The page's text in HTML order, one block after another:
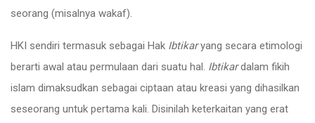
seorang (misalnya wakaf).
HKI sendiri termasuk sebagai Hak Ibtikaryang secara etimologi
berarti awal atau permulaan dari suatu hal. Ibtikardalam fikih
islam dimaksudkan sebagai ciptaan atau kreasi yang dihasilkan
seseorang untuk pertama kali. Disinilah keterkaitan yang erat